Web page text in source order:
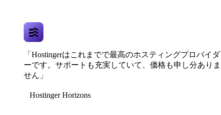
「Hostingerはこれまでで最高のホスティングプロバイダ
ーです。サポートも充実していて、価格も申し分ありま
せん」
Hostinger Horizons